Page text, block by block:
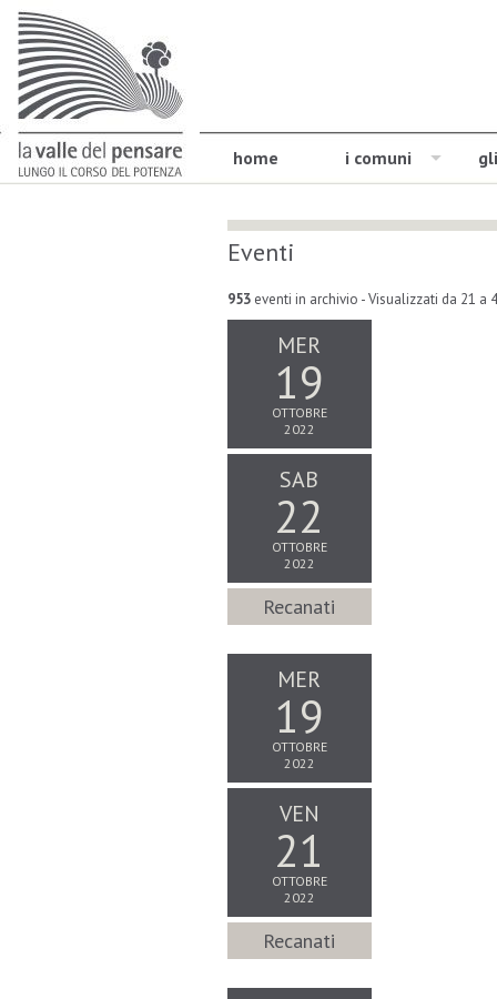
home i comuni
Eventi
953 eventi in archivio - Visualizzati da 21 a
MER
19
OTTOBRE
2022
SAB
22
OTTOBRE
2022
Recanati
MER
19
OTTOBRE
2022
VEN
21
OTTOBRE
2022
Recanati